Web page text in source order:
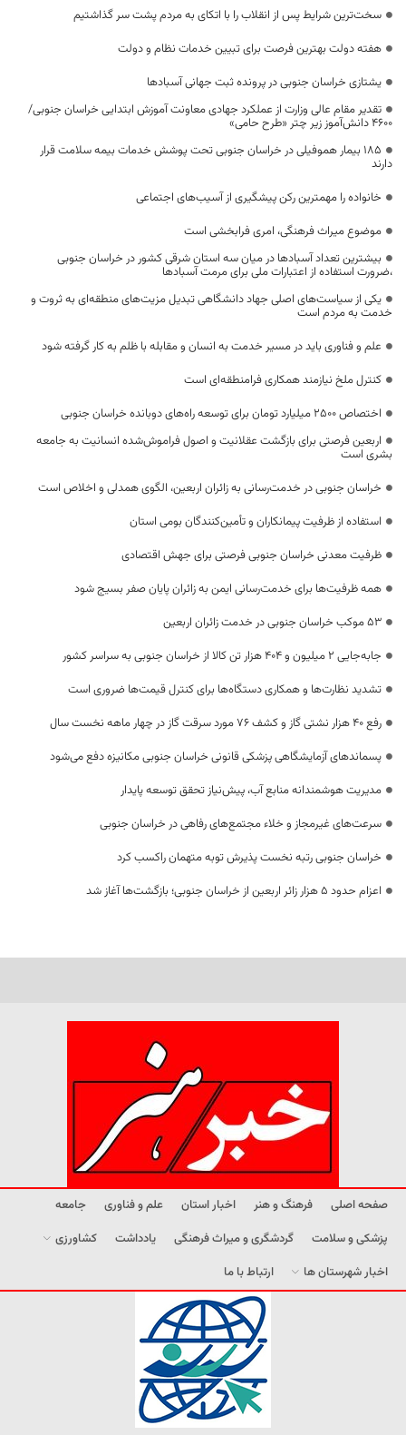
سخت‌ترین شرایط پس از انقلاب را با اتکای به مردم پشت سر گذاشتیم
هفته دولت بهترین فرصت برای تبیین خدمات نظام و دولت
یشتازی خراسان جنوبی در پرونده ثبت جهانی آسبادها
تقدیر مقام عالی وزارت از عملکرد جهادی معاونت آموزش ابتدایی خراسان جنوبی/
۴۶۰۰ دانش‌آموز زیر چتر «طرح حامی»
۱۸۵ بیمار هموفیلی در خراسان جنوبی تحت پوشش خدمات بیمه سلامت قرار
دارند
خانواده را مهمترین رکن پیشگیری از آسیب‌های اجتماعی
موضوع میراث فرهنگی، امری فرابخشی است
بیشترین تعداد آسبادها در میان سه استان شرقی کشور در خراسان جنوبی
،ضرورت استفاده از اعتبارات ملی برای مرمت آسبادها
یکی از سیاست‌های اصلی جهاد دانشگاهی تبدیل مزیت‌های منطقه‌ای به ثروت و
خدمت به مردم است
علم و فناوری باید در مسیر خدمت به انسان و مقابله با ظلم به کار گرفته شود
کنترل ملخ نیازمند همکاری فرامنطقه‌ای است
اختصاص 2500 میلیارد تومان برای توسعه راه‌های دوبانده خراسان جنوبی
اربعین فرصتی برای بازگشت عقلانیت و اصول فراموش‌شده انسانیت به جامعه
بشری است
خراسان جنوبی در خدمت‌رسانی به زائران اربعین، الگوی همدلی و اخلاص است
استفاده از ظرفیت پیمانکاران و تأمین‌کنندگان بومی استان
ظرفیت معدنی خراسان جنوبی فرصتی برای جهش اقتصادی
همه ظرفیت‌ها برای خدمت‌رسانی ایمن به زائران پایان صفر بسیج شود
53 موکب خراسان جنوبی در خدمت زائران اربعین
جابه‌جایی 2 میلیون و 404 هزار تن کالا از خراسان جنوبی به سراسر کشور
تشدید نظارت‌ها و همکاری دستگاه‌ها برای کنترل قیمت‌ها ضروری است
رفع 40 هزار نشتی گاز و کشف 76 مورد سرقت گاز در چهار ماهه نخست سال
پسماندهای آزمایشگاهی پزشکی قانونی خراسان جنوبی مکانیزه دفع می‌شود
مدیریت هوشمندانه منابع آب، پیش‌نیاز تحقق توسعه پایدار
سرعت‌های غیرمجاز و خلاء مجتمع‌های رفاهی در خراسان جنوبی
خراسان جنوبی رتبه نخست پذیرش توبه متهمان راکسب کرد
اعزام حدود 5 هزار زائر اربعین از خراسان جنوبی؛ بازگشت‌ها آغاز شد
صفحه اصلی فرهنگ و هنر اخبار استان علم و فناوری
جامعه
پزشکی و سلامت
گردشگری و میراث فرهنگی یادداشت
کشاورزی
اخبار شهرستان ها
ارتباط با ما